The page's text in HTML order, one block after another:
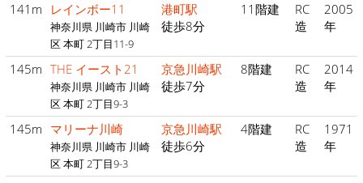
141m レインボー11
神奈川県 川崎市 川崎
区 本町 2丁目11-9
港町駅
徒歩8分
11階建
RC
造
2005
年
145m THE イースト21
神奈川県 川崎市 川崎
区 本町 2丁目9-3
京急川崎駅
徒歩7分
8階建
RC
造
2014
年
145m マリーナ川崎
神奈川県 川崎市 川崎
区 本町 2丁目9-3
京急川崎駅
徒歩6分
4階建
RC
造
1971
年